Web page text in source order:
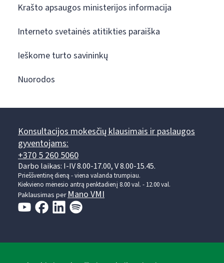
Krašto apsaugos ministerijos informacija
Interneto svetainės atitikties paraiška
Ieškome turto savininkų
Nuorodos
Konsultacijos mokesčių klausimais ir paslaugos
gyventojams:
+370 5 260 5060
Darbo laikas: I-IV 8.00-17.00, V 8.00-15.45.
Prieššventinę dieną - viena valanda trumpiau.
Kiekvieno mėnesio antrą penktadienį 8.00 val. - 12.00 val.
Paklausimas perMano VMI